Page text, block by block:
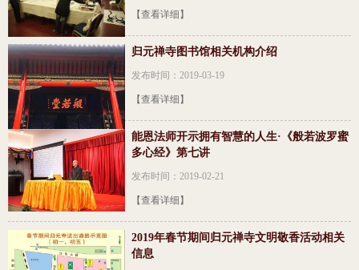
【查看详细】
归元禅寺图书馆相关机构介绍
发布时间：2019-03-19
【查看详细】
能恩法师开示拥有智慧的人生·《般若波罗蜜
多心经》第七讲
发布时间：2019-02-21
【查看详细】
2019年春节期间归元禅寺文明敬香活动相关
信息